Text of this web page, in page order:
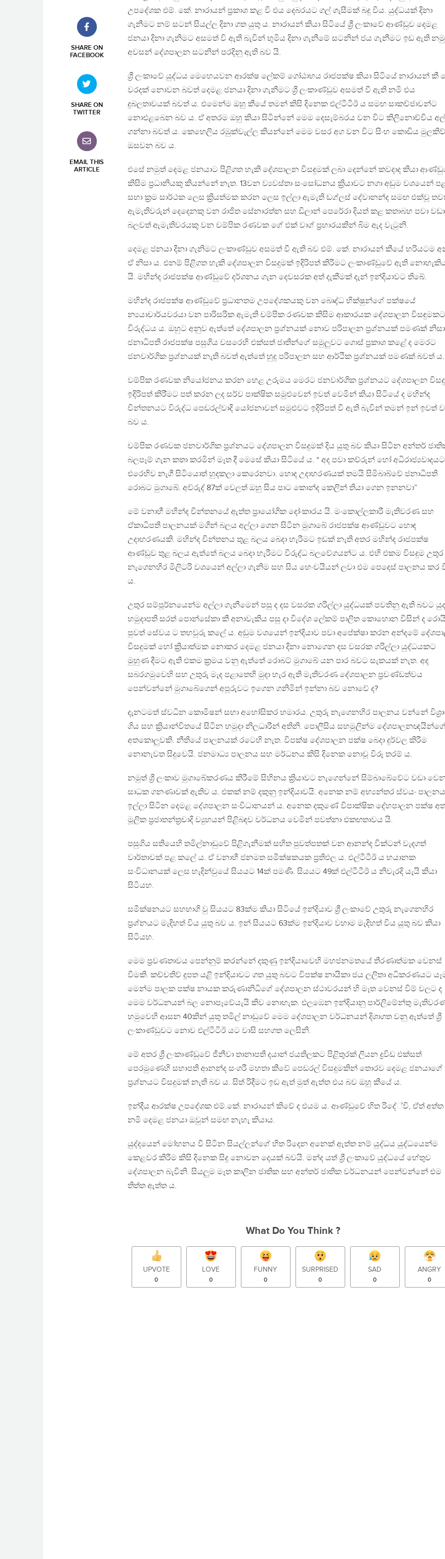
SHARE ON
FACEBOOK
SHARE ON
TWITTER
EMAIL THIS
ARTICLE
උපදේශක එම්. කේ. නාරායන් ප්‍රකාශ කළ වි එය දෙබරයට ගල් ගැසීමක් බදු විය. යුද්ධයක් දිනා
ගැනීමට නම් සටන් සියල්ල දිනා ගත යුතු ය. නාරායන් කියා සිටියේ ශ්‍රී ලංකාවේ ආණ්ඩුව දෙමළ
ජනයා දිනා ගැනිමට අසමත් වි ඇති බැවින් භුමිය දිනා ගැනීමේ සටනින් ජය ගැනීමට ඉඩ ඇති
අවසන් දේශපාලන සටනින් පරදිනු ඇති බව යි.
ශ්‍රී ලංකාවේ යුද්ධය මෙහෙයවන ආරක්ෂ ලේකම් ගෝඨාභය රාජපක්ෂ කියා සිටියේ නාරායන් කී
වරදක් නොවන බවත් දෙමළ ජනයා දිනා ගැනීමට ශ්‍රී ලංකාණ්ඩුව අසමත් වී ඇති නමි එය
දුබලතාවයක් බවත් ය. එමෙන්ම ඔහු කීයේ තමන් කිසි දිනෙක එල්ටීටීඊ ය සමඟ සාකච්ජාවන්ට
නොඑළබෙන බව ය. ඒ අතරම ඔහු කියා සිටින්නේ මෙම දෙසැම්බරය වන විට කිලිනොච්චිය
ගන්නා බවත් ය. කෙහෙලිය රඹුක්වැල්ල කියන්නේ මෙම වසර අග වන විට සිංහ කොඩිය
ඔසවන බව ය.
එසේ නමුත් දෙමළ ජනයාට පිළිගත හැකි දේශපාලන විසඳුමක් ලබා දෙන්නේ කවදාද කියා
කිසිම ප්‍රධානියකු කියන්නේ නැත. 13වන ව්‍යවස්තා සංසෝධනය ක්‍රියාවට නගා අඩුම වශයෙන්
සභා ක්‍රම සාර්ථක ලෙස ක්‍රියත්මක කරන ලෙස ඉල්ලා ඇමැති ඩග්ලස් දේවානන්ද සමඟ එක්වූ
ඇමැතිවරුන් දෙදෙනකු වන රාජිත සේනාරත්න සහ ඩිලාන් පෙරේරා දියත් කළ කතාබහ පවා වඩා
බලවත් ඇමැතිවරයකු වන චම්පික රණවක ගේ එක් වාග් ප්‍රහාරයකින් බිම ඇද වැටුනි.
දෙමළ ජනයා දිනා ගැනිමට ලංකාණ්ඩුව අසමත් වී ඇති බව එම්. කේ. නාරායන් කීයේ හරියටම
ඒ නිසා ය. එනම් පිළිගත හැකි දේශපාලන විසදුමක් ඉදිරිපත් කිරීමට ලංකාණ්ඩුවේ ඇති
යි. මහින්ද රාජපක්ෂ ආණ්ඩුවේ දර්ශනය ගැන දෙවසරක අත් දැකීමක් දැන් ඉන්දියාවට තිබේ.
මහින්ද රාජපක්ෂ ආණ්ඩුවේ ප්‍රධානතම උපදේශකයකු වන බෙෘද්ධ භික්ෂුන්ගේ පක්ෂයේ
න්‍යයාචාර්යවරයා වන පාරිසරික ඇමැති චම්පික රණවක කිසිම ආකාරයක දේශපාලන විසඳුමකට
විරුද්ධය ය. ඔහුට අනුව ඇත්තේ දේශපාලන ප්‍රශ්නයක් නොව පරිපාලන ප්‍රශ්නයක් පමණක්
ජනාධිපති රාජපක්ෂ පසුගිය වසරෙහි එක්සත් ජාතින්ගේ සමුලුවට ගොස් ප්‍රකාශ කළේ ද මෙරට
ජනවාර්ගික ප්‍රශ්නයක් නැති බවත් ඇත්තේ හුදු පරිපාලන සහ ආර්ථික ප්‍රශ්නයක් පමණක් බවත් ය.
වම්පික රණවක නියෝජනය කරන හෙළ උරුමය මෙරට ජනවාර්ගික ප්‍රශ්නයට දේශපාලන
ඉදිරිපත් කිරි්මට පත් කරන ලද සර්ව පාක්ෂික සමුළුවෙන් ඉවත් වෙමින් කියා සිටියේ ද මහින්ද
චින්තනයට විරුද්ධ පෙඩරල්වාදි යෝජනාවන් සමුළුවට ඉදිරිපත් වී ඇති බැවින් තමන් ඉන් ඉවත්
බව ය.
චම්පික රණවක ජනවාර්ගික ප්‍රශ්නයට දේශපාලන විසදුමක් දිය යුතු බව කියා සිටින අන්තර්
බලපෑම් ගැන කතා කරමින් මෑත දී මෙසේ කියා සිටියේ ය. “ අද පවා කව්රුන් හෝ අධිරාජ්‍යවාදයට
එරෙහිව නැගී සිටියොත් හුදකලා කෙරෙනවා. හොද උදාහරණයක් තමයි සිමිබාබ්වේ ජනාධිපති
රොබට මුගාබේ. අව්රුද් 87ක් වෙලත් ඔහු සිය පාට කොන්ද කෙලින් තියා ගෙන ඉනනවා”
මේ වනාහී මහින්ද චින්තනයේ ඇත්ත ප්‍රායෝගික දෝංකාරය යි. මංකොල්ලකාරී මැතිවරණ සහ
ඒකාධිපති පාලනයක් මගින් බලය අල්ලා ගෙන සිටින මුගාබේ රාජපක්ෂ ආණ්ඩුවට හොඳ
උදාහරණයකි. මහින්ද චින්තනය තුළ බලය බෙදා හැරීමට ඉඩක් නැති අතර මහින්ද රාජපක්ෂ
ආණ්ඩුව තුළ බලය ඇත්තේ බලය බෙදා හැරීමට විරුද්ධ බලවේගයන්ට ය. එහි එකම විසදුම උතුර
නැගෙනහිර මිලිටරි වශයෙන් අල්ලා ගැනිම සහ සිය හෙංචයියන් ලවා එම පෙදෙස් පාලනය කර
ය.
උතුර සම්පූර්නයෙන්ම අල්ලා ගැනීමෙන් පසු ද දස වසරක ගරිල්ලා යුද්ධයක් පවතිනු ඇති බවට යුද
හමුදාපති සරත් පොන්සේකා කී අනාවැකිය පසු දා විදේශ ලේකම් පාලිත කොහොන විසින් ද
පුවත් සේවය ට තහවුරු කලේ ය. අඩුම වශයෙන් ඉන්දියාව පවා අපේක්ෂා කරන අන්දමේ
විසදුමක් හෝ ක්‍රියාත්මක නොකර දෙමළ ජනයා දිනා නොගෙන දස වසරක ගරිල්ලා යුද්ධයකට
මුහුණ දීමට ඇති එකම ක්‍රමය වනු ඇත්තේ රොබට් මුගාබේ යන පාර බවට සැකයක් නැත. අද
සබරගමුවෙහි සහ උතුරු මැද පළාතෙහි මුදා හැර ඇති මැතිවරණ දේශපාලන ප්‍රචණ්ඩත්වය
පෙන්වන්නේ මුගාබේගෙන් අපූරුවට ඉගෙන ගනිමින් ඉන්නා බව නොවේ ද?
දැනටමත් ස්වධින කොමිෂන් සභා අහෝසිකර හමාරය. උතුරු නැගෙනහිර පාලනය වන්නේ
ගිය සහ ක්‍රියාන්විතයේ සිටින හමුදා නිලධාරීන් අතිනි. පොලීසිය සහමුලින්ම
අතකොලුවකි. නීතියේ පාලනයක් රටෙහි නැත. විපක්ෂ දේශපාලන පක්ෂ බෙදා දුර්වල කිරීම
නොනැවත සිදුවෙයි. ජනමාධ්‍ය පාලනය සහ මර්ධනය කිසි දිනෙක නොවූ විරූ තරම් ය.
නමුත් ශ්‍රී ලංකාව මුගාබේකරණය කිරීමේ සිහිනය ක්‍රියාවට නැගෙන්නේ සිම්බාබේවේට වඩා
සාධක ගනණාවක් ඇතිව ය. එකක් නම් දකුනු ඉන්දියාවයි. අනෙක නම් අභ්‍යන්තර ස්වයං
ඉල්ලා සිටින දෙමළ දේශපාලන සංවිධානයන් ය. අනෙක දකුණේ විපාක්ෂික දේහපාලන පක්ෂ
මූලික ප්‍රජාතන්ත්‍රවාදි ව්‍යුහයන් පිළිබඳව වර්ධනය වෙමින් පවත්නා එකඟතාවය යි.
පසුගිය සතියෙහි තමිල්නාඩුවේ පිළිගැනීමක් සහිත පුවත්පතක් වන ආනන්ද වික්ටන් වැදගත්
වාර්තාවක් පළ කලේ ය. ඒ වනාහී ජනමත සමීක්ෂකයක ප්‍රතිඵල ය. එල්ටීටීඊ ය භයානක
සංවිධානයක් ලෙස හැදින්වුයේ සියයට 14ක් පමණි. සියයට 49ක් එල්ටීටීඊ ය නිවැරදි යැයි කියා
සිටියහ.
සමීක්ෂනයට සහභාගි වු සියයට 83ක්ම කියා සිටියේ ඉන්දියාව ශ්‍රී ලංකාවේ උතුරු නැගෙනහිර
ප්‍රශ්නයට මැදිහත් විය යුතු බව ය. ඉන් සියයට 63ක්ම ඉන්දියාව වහාම මැදිහත් විය යුතු බව කියා
සිටියහ.
මෙම ප්‍රවණතාවය පෙන්නුම් කරන්නේ දකුණු ඉන්දියාවෙහි මහජනමතයේ තීරණාත්මක වෙනස්
වීමකි. කච්චතිව් දූපත යළි ඉන්දියාවට ගත යුතු බවට විපක්ෂ නායිකා ජය ලලිතා අධිකරණයට
මෙන්ම පාලක පක්ෂ නායක කරුණානිධිගේ දේශපාලන ස්ථාවරයන් හි මෑත වෙනස් විම් වලට ද
මෙම වර්ධනයන් බල නොපෑවේයැයි කිව නොහැක. එලඹෙන ඉන්දියානු පාර්ලිමේන්තු
හමුවෙහි ආසන 40කින් යුතු තමිල් නාඩුවේ මෙම දේශපාලන වර්ධනයන් දිශාගත වනු ඇත්තේ ශ්‍රී
ලංකාණ්ඩුවට නොව එල්ටීටිඊ යට වාසි සහගත ලෙසිනි.
මේ අතර ශ්‍රී ලංකාණ්ඩුවේ ජීනීවා තානාපති දයාන් ජයතිලකට පිළිතුරක් ලියන ද්‍රවිඩ එක්සත්
පෙරමුණෙහි සභාපති ආනන්ද සංගරී මහතා කීවේ පෙඩරල් විසදුමකින් තොරව දෙමළ ජනයාගේ
ප්‍රශ්නයට විසදුමක් නැති බව ය. සිත් රිදීමට ඉඩ ඇත් මුත් ඇත්ත එය බව ඔහු කීයේ ය.
ඉන්දීය ආරක්ෂ උපදේශක එම්.කේ. නාරායන් කිවේ ද එයම ය. ආණ්ඩුවේ හිත රිදේ්වි, ඒත් අත්ත
නමි දෙමළ ජනයා ඔවුන් සමඟ නැහැ කියාය.
යුද්දයෙන් මෝහනය වී සිටින සියල්ලන්ගේ හිත රිදෙන අනෙක් ඇත්ත නම් යුද්ධය යුද්ධයෙන්ම
කෙළවර කිරීම කිසි දිනෙක සිදු නොවන දෙයක් බවයි. මන්ද යත් ශ්‍රී ලංකාවේ යුද්ධයේ හේතුව
දේශපාලන බැවිනි. සියලුම මෑත කාලින ජාතික සහ අන්තර් ජාතික වර්ධනයන් පෙන්වන්නේ එම
තිත්ත ඇත්ත ය.
What Do You Think ?
UPVOTE
0
LOVE
0
FUNNY
0
SURPRISED
0
SAD
0
ANGRY
0